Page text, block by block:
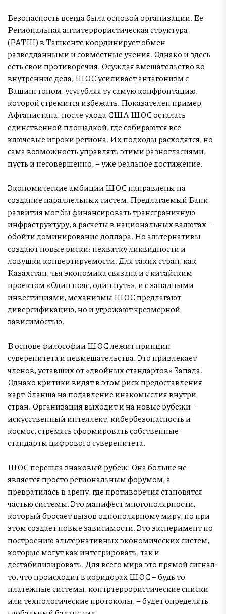
Безопасность всегда была основой организации. Ее
Региональная антитеррористическая структура
(РАТШ) в Ташкенте координирует обмен
разведданными и совместные учения. Однако и здесь
есть свои противоречия. Осуждая вмешательство во
внутренние дела, ШОС усиливает антагонизм с
Вашингтоном, усугубляя ту самую конфронтацию,
которой стремится избежать. Показателен пример
Афганистана: после ухода США ШОС осталась
единственной площадкой, где собираются все
ключевые игроки региона. Их подходы расходятся, но
сама возможность управлять этими разногласиями,
пусть и несовершенно, – уже реальное достижение.
Экономические амбиции ШОС направлены на
создание параллельных систем. Предлагаемый Банк
развития мог бы финансировать трансграничную
инфраструктуру, а расчеты в национальных валютах –
обойти доминирование доллара. Но альтернативы
создают новые риски: нехватку ликвидности и
ловушки конвертируемости. Для таких стран, как
Казахстан, чья экономика связана и с китайским
проектом «Один пояс, один путь», и с западными
инвестициями, механизмы ШОС предлагают
диверсификацию, но и угрожают чрезмерной
зависимостью.
В основе философии ШОС лежит принцип
суверенитета и невмешательства. Это привлекает
членов, уставших от «двойных стандартов» Запада.
Однако критики видят в этом риск предоставления
карт-бланша на подавление инакомыслия внутри
стран. Организация выходит и на новые рубежи –
искусственный интеллект, кибербезопасность и
космос, стремясь сформировать собственные
стандарты цифрового суверенитета.
ШОС перешла знаковый рубеж. Она больше не
является просто региональным форумом, а
превратилась в арену, где противоречия становятся
частью системы. Это манифест многополярности,
который бросает вызов однополярному миру, но при
этом создает новые зависимости. Это эксперимент по
построению альтернативных экономических систем,
которые могут как интегрировать, так и
дестабилизировать. Для всего мира это прямой сигнал:
то, что происходит в коридорах ШОС – будь то
платежные системы, контртеррористические списки
или технологические протоколы, – будет определять